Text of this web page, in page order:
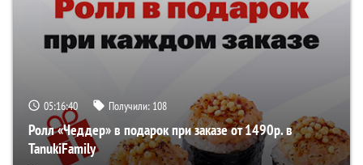
05:16:39 Получили: 108
Ролл «Чеддер» в подарок при заказе от 1490р. в
TanukiFamily